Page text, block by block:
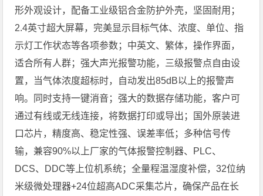
形外观设计，配备工业级铝合金防护外壳，坚固耐用；
2.4英寸超大屏幕，完美显示目标气体、浓度、单位、指
示灯工作状态等各项参数；中英文、繁体，操作界面，
适合所有人群；强大声光报警功能，三级报警点自由设
置，当气体浓度超标时，自动发出85dB以上的报警声
响。同时支持一键消音；强大的数据存储功能，客户可
通过有线或无线连接，将数据打印或导出；国外原装进
口芯片，精度高、稳定性强、误差率低；多种信号传
输，兼容90%以上厂家的气体报警控制器、PLC、
DCS、DDC等上位机系统；全量程温湿度补偿，32位纳
米级微处理器+24位超高ADC采集芯片，确保产品在长